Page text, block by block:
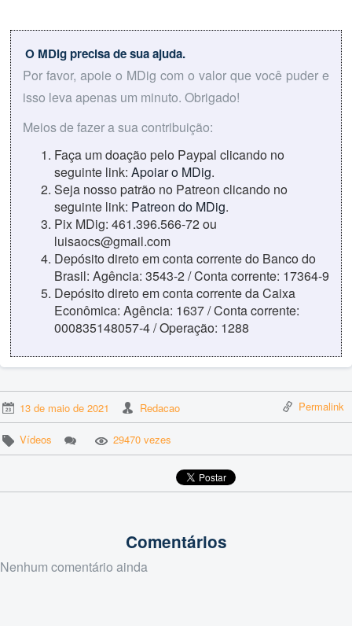
O MDig precisa de sua ajuda.
Por favor, apoie o MDig com o valor que você puder e
isso leva apenas um minuto. Obrigado!
Meios de fazer a sua contribuição:
Faça um doação pelo Paypal clicando no
seguinte link: Apoiar o MDig.
Seja nosso patrão no Patreon clicando no
seguinte link: Patreon do MDig.
Pix MDig: 461.396.566-72 ou
luisaocs@gmail.com
Depósito direto em conta corrente do Banco do
Brasil: Agência: 3543-2 / Conta corrente: 17364-9
Depósito direto em conta corrente da Caixa
Econômica: Agência: 1637 / Conta corrente:
000835148057-4 / Operação: 1288
13 de maio de 2021 Redacao Permalink
Vídeos 29470 vezes
Comentários
Nenhum comentário ainda